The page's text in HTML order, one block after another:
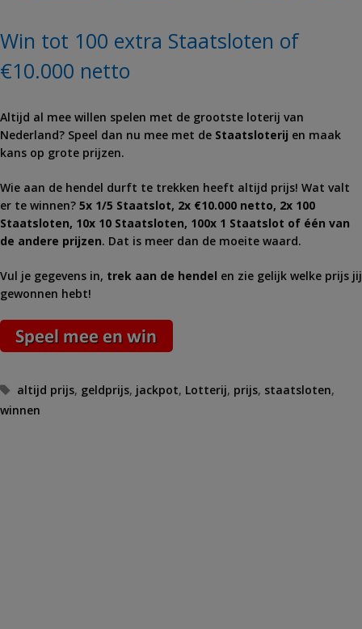
Win tot 100 extra Staatsloten of
€10.000 netto
Altijd al mee willen spelen met de grootste loterij van
Nederland? Speel dan nu mee met de Staatsloterij en maak
kans op grote prijzen.
Wie aan de hendel durft te trekken heeft altijd prijs! Wat valt
er te winnen? 5x 1/5 Staatslot, 2x €10.000 netto, 2x 100
Staatsloten, 10x 10 Staatsloten, 100x 1 Staatslot of één van
de andere prijzen. Dat is meer dan de moeite waard.
Vul je gegevens in, trek aan de hendel en zie gelijk welke prijs jij
gewonnen hebt!
Tags
altijd prijs, geldprijs, jackpot, Lotterij, prijs, staatsloten,
winnen